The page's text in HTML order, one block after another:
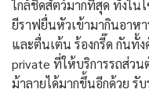
ใกล้ชิดสัตว์มากที่สุด ทั้งใน
ยีราฟยื่นหัวเข้ามากินอาห
และตื่นเต้น ร้องกรี๊ด กันทั้
private ที่ให้บริการรถส่ว
ม้าลายได้มากขึ้นอีกด้วย รั